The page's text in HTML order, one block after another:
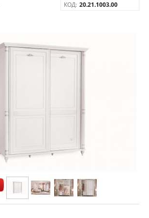
КОД: 20.21.1003.00